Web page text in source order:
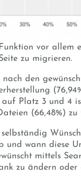
vor allem
zu migrieren.
den
auf Platz 3 und 4
(66,48%) zu
und wann diese
mittels
zu ändern